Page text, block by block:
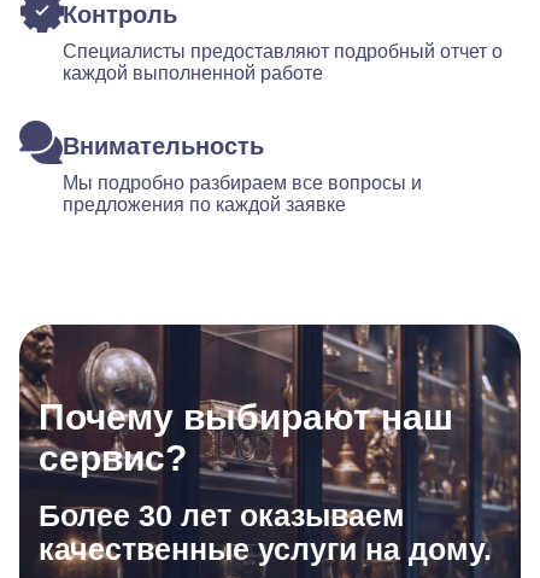
Контроль
Специалисты предоставляют подробный отчет о
каждой выполненной работе
Внимательность
Мы подробно разбираем все вопросы и
предложения по каждой заявке
Почему выбирают наш
сервис?
Более 30 лет оказываем
качественные услуги на дому.